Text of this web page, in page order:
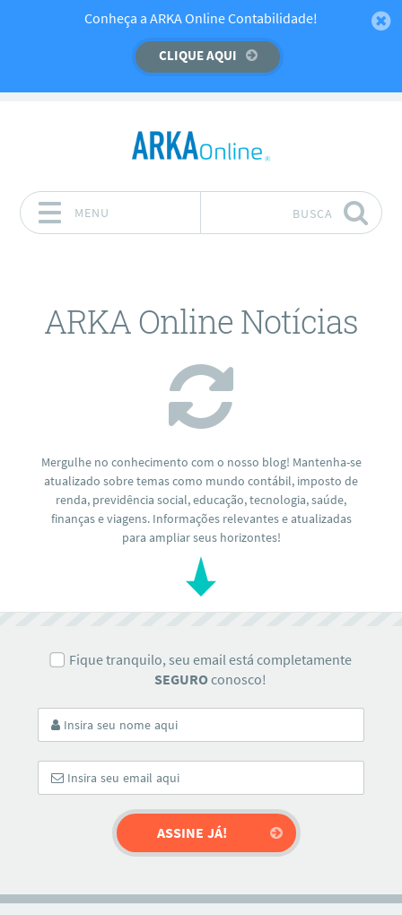
Temos um recado importante para você!
CLIQUE AQUI
Conheça a ARKA Online Contabilidade!
CLIQUE AQUI
MENU BUSCA
ARKA Online Notícias
Mergulhe no conhecimento com o nosso blog! Mantenha-se
atualizado sobre temas como mundo contábil, imposto de
renda, previdência social, educação, tecnologia, saúde,
finanças e viagens. Informações relevantes e atualizadas
para ampliar seus horizontes!
Fique tranquilo, seu email está completamente
SEGURO conosco!